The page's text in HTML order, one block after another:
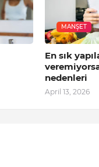
MANŞET
En sık
nedenleri
April 13, 2026